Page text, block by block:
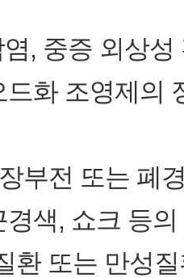
, 중증 외상
드화 조영제의
부전 또는 폐
경색, 쇼크 등
환 또는 만성